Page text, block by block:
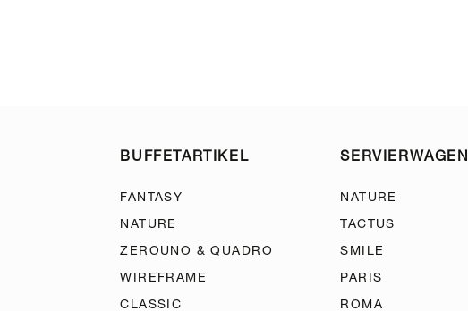
BUFFETARTIKEL
FANTASY
NATURE
ZEROUNO & QUADRO
WIREFRAME
CLASSIC
SERVIERWAGEN
NATURE
TACTUS
SMILE
PARIS
ROMA